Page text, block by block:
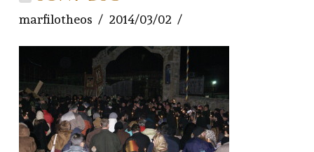
marfilotheos 2014/03/02